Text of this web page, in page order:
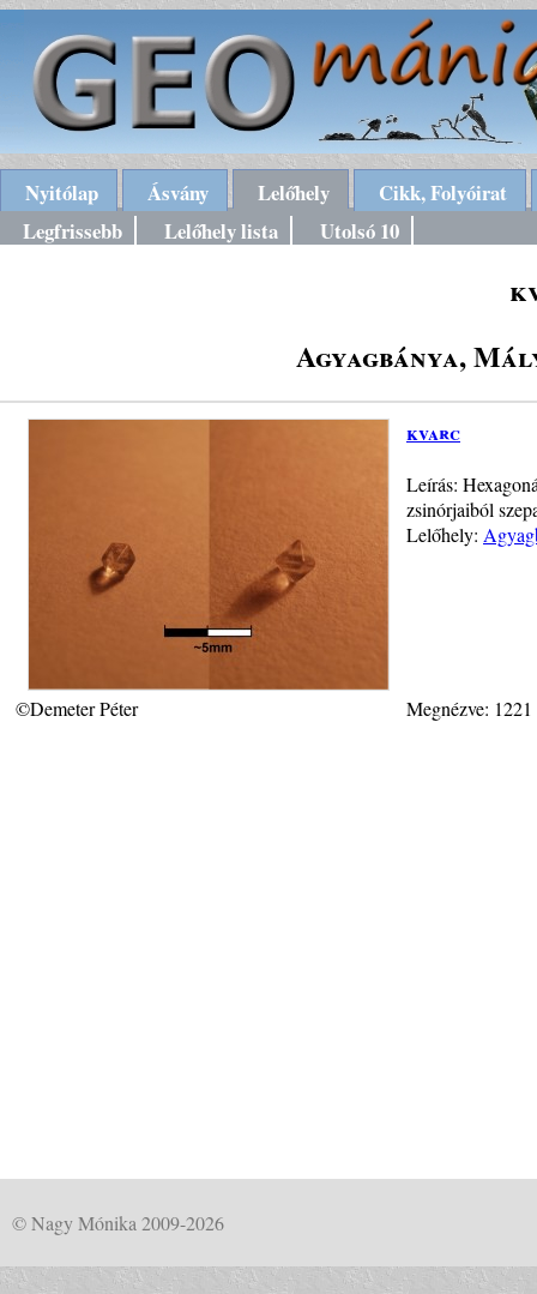
Nyitólap Ásvány Lelőhely
Cikk, Folyóirat
Legfrissebb
Lelőhely lista Utolsó 10
Agyagbánya,
kvarc
Leírás:
zsinórjaiból
Lelőhely:
©Demeter Péter Megnézve:
© Nagy Mónika 2009-2026